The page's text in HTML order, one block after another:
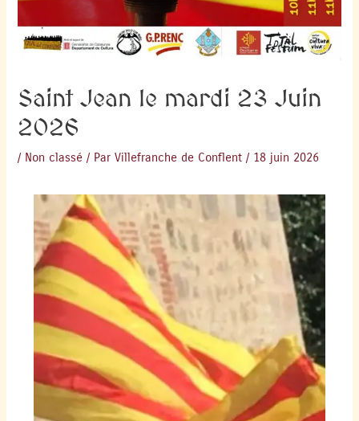
Saint Jean le mardi 23 Juin
2026
/ Non classé / ParVillefranche de Conflent / 18 juin 2026